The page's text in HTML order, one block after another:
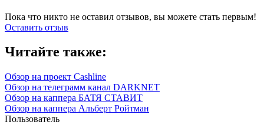
Пока что никто не оставил отзывов, вы можете стать первым!
Оставить отзыв
Читайте также:
Обзор на проект Cashline
Обзор на телеграмм канал DARKNET
Обзор на каппера БАТЯ СТАВИТ
Обзор на каппера Альберт Ройтман
Пользователь